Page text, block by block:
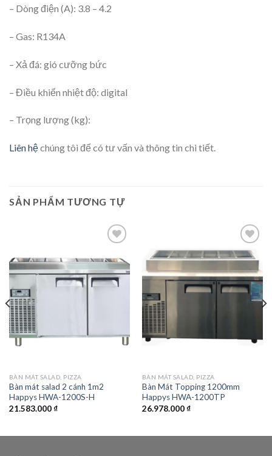
– Dòng điện (A): 3.8 – 4.2
– Gas: R134A
– Xả đá: gió cưỡng bức
– Điều khiển nhiệt độ: digital
– Trọng lượng (kg):
Liên hệchúng tôi để có tư vấn và thông tin chi tiết.
SẢN PHẨM TƯƠNG TỰ
wishlist
BÀN MÁT SALAD, PIZZA
Bàn mát salad 2 cánh 1m2
Happys HWA-1200S-H
21.583.000₫
Add to
wishlist
BÀN MÁT SALAD, PIZZA
Bàn Mát Topping 1200mm
Happys HWA-1200TP
26.978.000₫